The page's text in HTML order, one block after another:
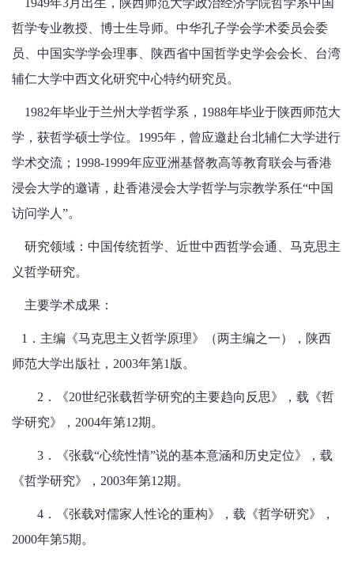
1949年3月出生，陕西师范大学政治经济学院哲学系中国
哲学专业教授、博士生导师。中华孔子学会学术委员会委
员、中国实学学会理事、陕西省中国哲学史学会会长、台湾
辅仁大学中西文化研究中心特约研究员。
1982年毕业于兰州大学哲学系，1988年毕业于陕西师范大
学，获哲学硕士学位。1995年，曾应邀赴台北辅仁大学进行
学术交流；1998-1999年应亚洲基督教高等教育联会与香港
浸会大学的邀请，赴香港浸会大学哲学与宗教学系任“中国
访问学人”。
研究领域：中国传统哲学、近世中西哲学会通、马克思主
义哲学研究。
主要学术成果：
1．主编《马克思主义哲学原理》（两主编之一），陕西
师范大学出版社，2003年第1版。
2．《20世纪张载哲学研究的主要趋向反思》，载《哲
学研究》，2004年第12期。
3．《张载“心统性情”说的基本意涵和历史定位》，载
《哲学研究》，2003年第12期。
4．《张载对儒家人性论的重构》，载《哲学研究》，
2000年第5期。